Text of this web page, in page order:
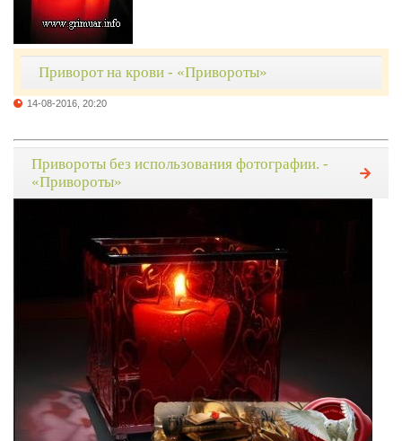
Приворот на крови - «Привороты»
14-08-2016, 20:20
Привороты без использования фотографии. -
«Привороты»